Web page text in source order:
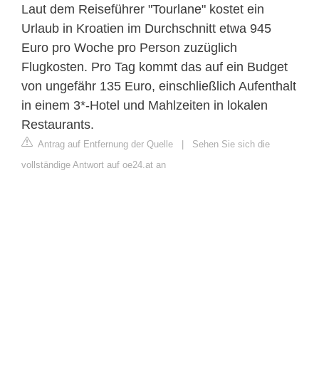
Laut dem Reiseführer "Tourlane" kostet ein
Urlaub in Kroatien im Durchschnitt etwa 945
Euro pro Woche pro Person zuzüglich
Flugkosten. Pro Tag kommt das auf ein Budget
von ungefähr 135 Euro, einschließlich Aufenthalt
in einem 3*-Hotel und Mahlzeiten in lokalen
Restaurants.
Antrag auf Entfernung der Quelle | Sehen Sie sich die
vollständige Antwort auf oe24.at an